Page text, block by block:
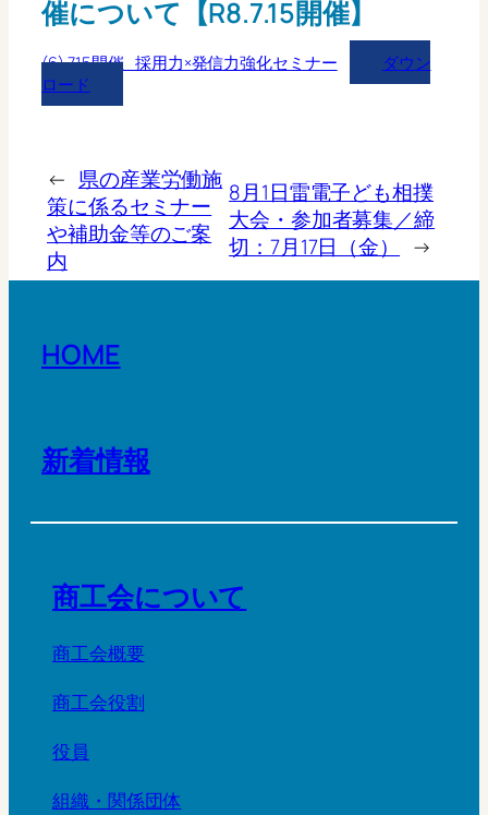
催について【R8.7.15開催】
(6) 7.15開催_採用力×発信力強化セミナー
ダウン
ロード
← 県の産業労働施
策に係るセミナー
や補助金等のご案
内
8月1日雷電子ども相撲
大会・参加者募集／締
切：7月17日（金）
→
HOME
新着情報
商工会について
商工会概要
商工会役割
役員
組織・関係団体